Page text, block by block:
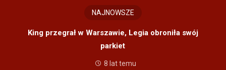
NAJNOWSZE
King przegrał w Warszawie, Legia obroniła swój
parkiet
8 lat temu